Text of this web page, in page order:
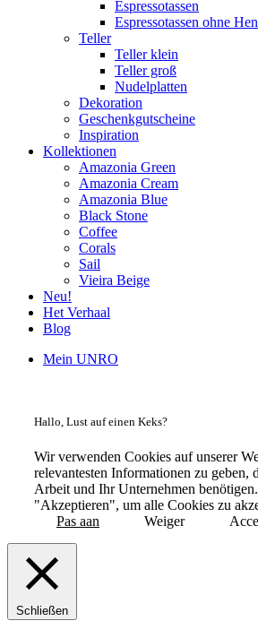
Espressotassen
Espressotassen ohne
Teller
Teller klein
Teller groß
Nudelplatten
Dekoration
Geschenkgutscheine
Inspiration
Kollektionen
Amazonia Green
Amazonia Cream
Amazonia Blue
Black Stone
Coffee
Corals
Sail
Vieira Beige
Neu!
Het Verhaal
Blog
Mein UNRO
Hallo, Lust auf einen Keks?
Wir verwenden Cookies auf unserer
relevantesten Informationen zu geben,
Arbeit und Ihr Unternehmen
"Akzeptieren", um alle Cookies zu
Pas aan
Weiger
Schließen